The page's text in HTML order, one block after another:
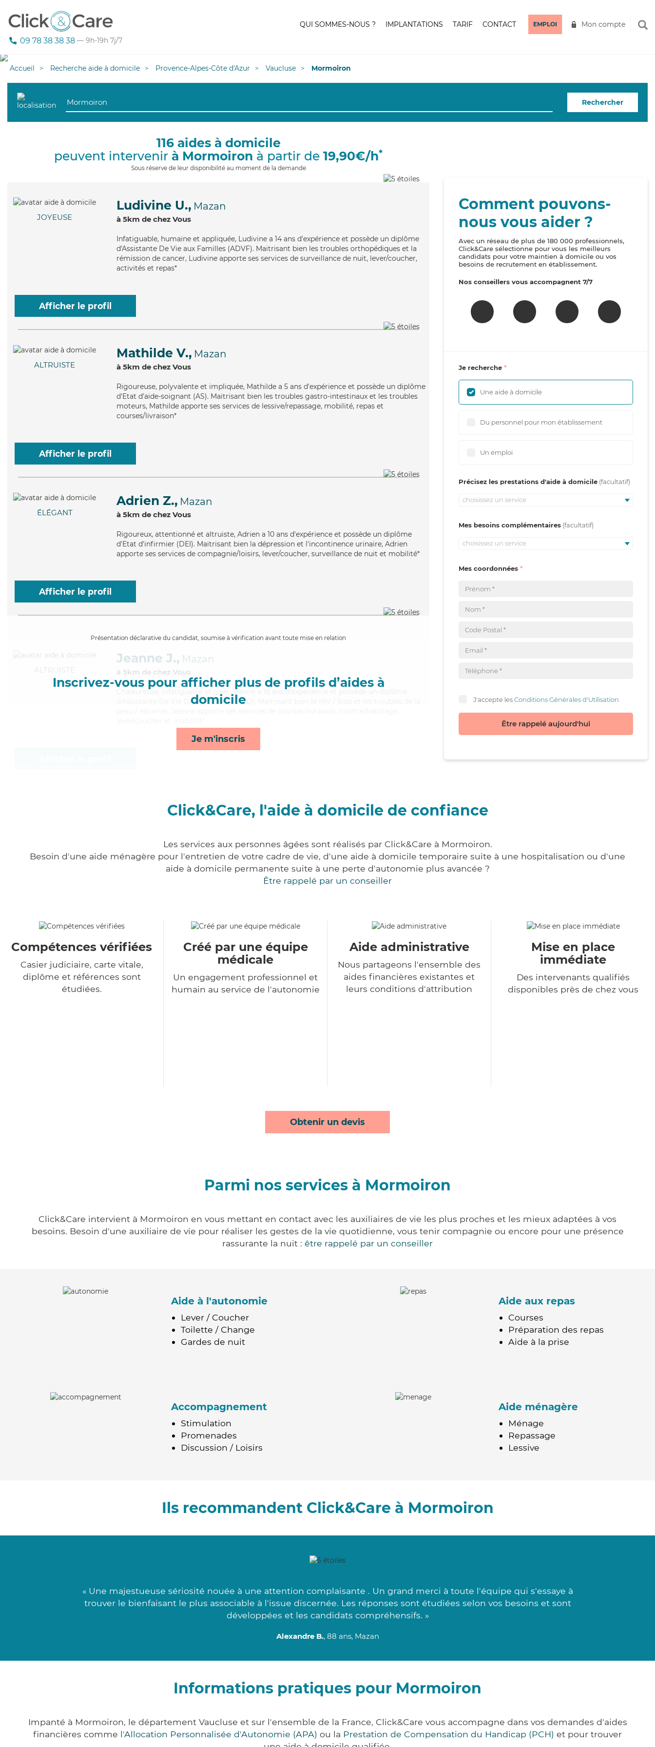
09 78 38 38 38 — 9h-19h 7j/7
QUI SOMMES-NOUS ? IMPLANTATIONS TARIF CONTACT EMPLOI Mon compte
Accueil Recherche aide à domicile Provence-Alpes-Côte d'Azur Vaucluse Mormoiron
Rechercher
116 aides à domicile
peuvent intervenir à Mormoiron à partir de 19,90€/h*
Sous réserve de leur disponibilité au moment de la demande
JOYEUSE
Ludivine U., Mazan
à 5km de chez Vous
Infatiguable, humaine et appliquée, Ludivine a 14 ans d'expérience et possède un diplôme
d'Assistante De Vie aux Familles (ADVF). Maitrisant bien les troubles orthopédiques et la
rémission de cancer, Ludivine apporte ses services de surveillance de nuit, lever/coucher,
activités et repas*
Afficher le profil
ALTRUISTE
Mathilde V., Mazan
à 5km de chez Vous
Rigoureuse, polyvalente et impliquée, Mathilde a 5 ans d'expérience et possède un diplôme
d'Etat d'aide-soignant (AS). Maitrisant bien les troubles gastro-intestinaux et les troubles
moteurs, Mathilde apporte ses services de lessive/repassage, mobilité, repas et
courses/livraison*
Afficher le profil
ÉLÉGANT
Adrien Z., Mazan
à 5km de chez Vous
Rigoureux, attentionné et altruiste, Adrien a 10 ans d'expérience et possède un diplôme
d'Etat d'infirmier (DEI). Maitrisant bien la dépression et l'incontinence urinaire, Adrien
apporte ses services de compagnie/loisirs, lever/coucher, surveillance de nuit et mobilité*
Afficher le profil
Présentation déclarative du candidat, soumise à vérification avant toute mise en relation
Inscrivez-vous pour afficher plus de profils d’aides à
domicile
Je m'inscris
ALTRUISTE
Jeanne J., Mazan
à 5km de chez Vous
Chaleureuse
, infatiguable et gaie, Jeanne a 18 ans d'expérience et possède un diplôme
d'Assistante De Vie Dépendance (ADVD). Maitrisant bien le HIV / Sida et les troubles de la
Comment pouvons-
nous vous aider ?
Avec un réseau de plus de 180 000 professionnels,
Click&Care sélectionne pour vous les meilleurs
candidats pour votre maintien à domicile ou vos
besoins de recrutement en établissement.
Nos conseillers vous accompagnent 7/7
Je recherche
Une aide à domicile
Du personnel pour mon établissement
Un emploi
Précisez les prestations d'aide à domicile
choisissez un service
Mes besoins complémentaires
choisissez un service
Mes coordonnées
J'accepte lesConditions Générales d'Utilisation
Être rappelé aujourd'hui
Click&Care, l'aide à domicile de confiance
Les services aux personnes âgées sont réalisés par Click&Care à Mormoiron.
Besoin d'une aide ménagère pour l'entretien de votre cadre de vie, d'une aide à domicile temporaire suite à une hospitalisation ou d'une
aide à domicile permanente suite à une perte d'autonomie plus avancée ?
Être rappelé par un conseiller
Compétences vérifiées
Casier judiciaire, carte vitale,
diplôme et références sont
étudiées.
Créé par une équipe
médicale
Un engagement professionnel et
humain au service de l'autonomie
Aide administrative
Nous partageons l'ensemble des
aides financières existantes et
leurs conditions d'attribution
Mise en place
immédiate
Des intervenants qualifiés
disponibles près de chez vous
Obtenir un devis
Parmi nos services à Mormoiron
Click&Care intervient à Mormoiron en vous mettant en contact avec les auxiliaires de vie les plus proches et les mieux adaptées à vos
besoins. Besoin d'une auxiliaire de vie pour réaliser les gestes de la vie quotidienne, vous tenir compagnie ou encore pour une présence
rassurante la nuit : être rappelé par un conseiller
Aide à l'autonomie
Lever / Coucher
Toilette / Change
Gardes de nuit
Aide aux repas
Courses
Préparation des repas
Aide à la prise
Accompagnement
Stimulation
Promenades
Discussion / Loisirs
Aide ménagère
Ménage
Repassage
Lessive
Ils recommandent Click&Care à Mormoiron
« Une majestueuse sériosité nouée à une attention complaisante . Un grand merci à toute l'équipe qui s'essaye à
trouver le bienfaisant le plus associable à l'issue discernée. Les réponses sont étudiées selon vos besoins et sont
développées et les candidats compréhensifs. »
Alexandre B., 88 ans, Mazan
Informations pratiques pour Mormoiron
Impanté à Mormoiron, le département Vaucluse et sur l'ensemble de la France, Click&Care vous accompagne dans vos demandes d'aides
financières comme l'Allocation Personnalisée d'Autonomie (APA) ou la Prestation de Compensation du Handicap (PCH) et pour trouver